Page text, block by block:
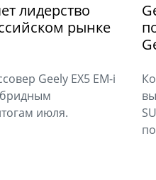
лидерство
рынке
Geely EX5 EM-i
июля.